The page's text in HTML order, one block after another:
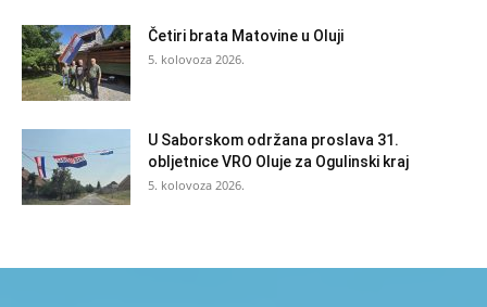
Četiri brata Matovine u Oluji
5. kolovoza 2026.
U Saborskom održana proslava 31.
obljetnice VRO Oluje za Ogulinski kraj
5. kolovoza 2026.